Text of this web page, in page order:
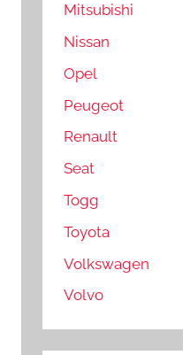
Mitsubishi
Nissan
Opel
Peugeot
Renault
Seat
Togg
Toyota
Volkswagen
Volvo